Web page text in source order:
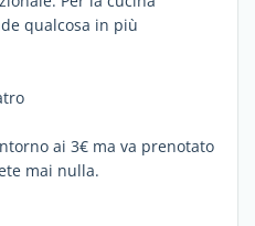
qualcosa in più
ai 3€ ma va prenotato
mai nulla.